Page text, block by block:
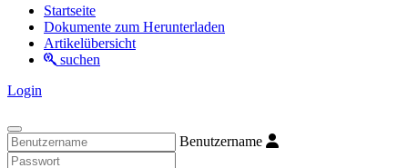
Startseite
Dokumente zum Herunterladen
Artikelübersicht
suchen
Login
Benutzername